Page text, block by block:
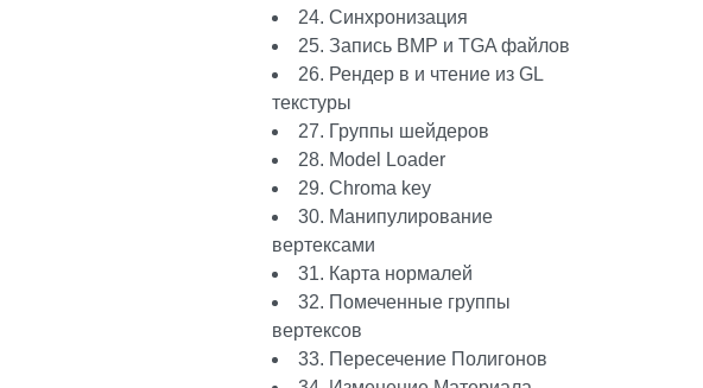
24. Синхронизация
25. Запись BMP и TGA файлов
26. Рендер в и чтение из GL
текстуры
27. Группы шейдеров
28. Model Loader
29. Chroma key
30. Манипулирование
вертексами
31. Карта нормалей
32. Помеченные группы
вертексов
33. Пересечение Полигонов